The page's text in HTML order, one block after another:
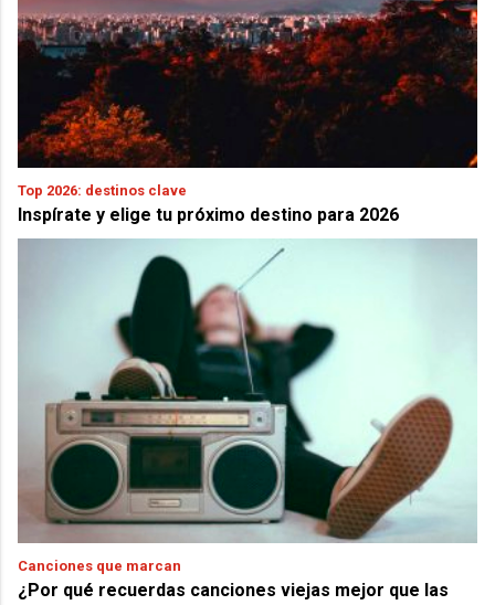
Top 2026: destinos clave
Inspírate y elige tu próximo destino para 2026
Canciones que marcan
¿Por qué recuerdas canciones viejas mejor que las